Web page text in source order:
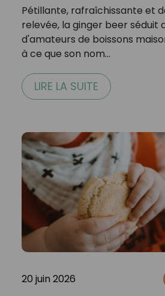
Pétillante, rafraîchissante et
relevée, la ginger beer séduit
d'amateurs de boissons
à ce que son nom…
LIRE LA SUITE
20 juin 2026